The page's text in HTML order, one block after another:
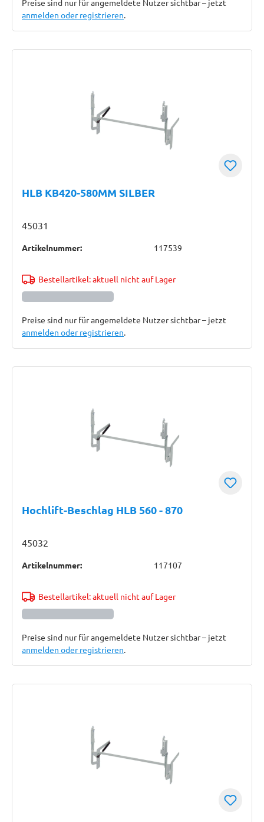
Preise sind nur für angemeldete Nutzer sichtbar – jetzt
anmelden oder registrieren.
HLB KB420-580MM SILBER
45031
Artikelnummer: 117539
Bestellartikel: aktuell nicht auf Lager
Preise sind nur für angemeldete Nutzer sichtbar – jetzt
anmelden oder registrieren.
Hochlift-Beschlag HLB 560 - 870
45032
Artikelnummer: 117107
Bestellartikel: aktuell nicht auf Lager
Preise sind nur für angemeldete Nutzer sichtbar – jetzt
anmelden oder registrieren.